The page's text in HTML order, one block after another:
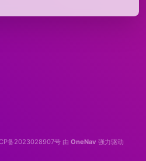
备2023028907号 由 OneNav 强力驱动